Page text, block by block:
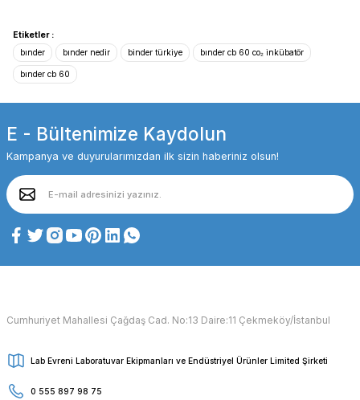
Etiketler :
bınder
bınder nedir binder türkiye bınder cb 60 co₂ inkübatör
bınder cb 60
E - Bültenimize Kaydolun
Kampanya ve duyurularımızdan ilk sizin haberiniz olsun!
Cumhuriyet Mahallesi Çağdaş Cad. No:13 Daire:11 Çekmeköy/İstanbul
Lab Evreni Laboratuvar Ekipmanları ve Endüstriyel Ürünler Limited Şirketi
0 555 897 98 75